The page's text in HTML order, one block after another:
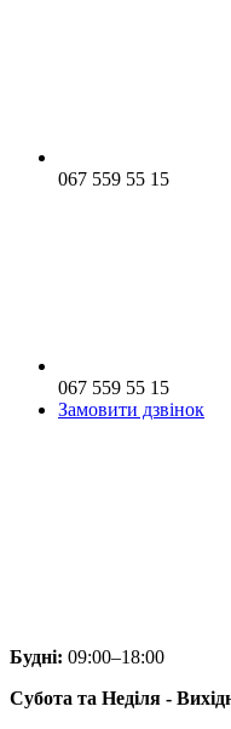
067 559 55 15
067 559 55 15
Замовити дзвінок
Будні: 09:00–18:00
Cубота та Неділя -